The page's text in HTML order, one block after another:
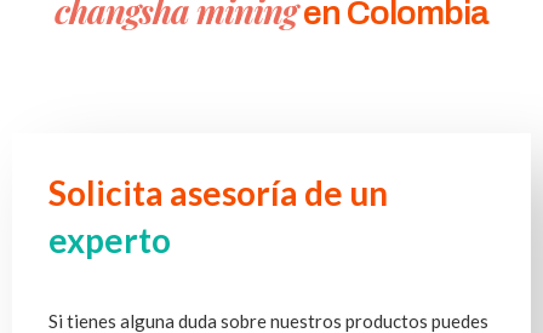
changsha miningen Colombia
Solicita asesoría de un
experto
Si tienes alguna duda sobre nuestros productos puedes